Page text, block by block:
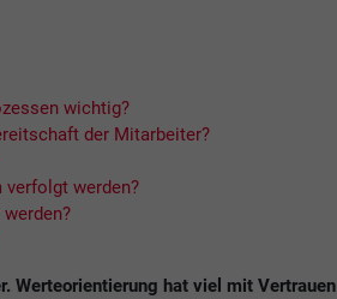
wichtig?
der Mitarbeiter?
werden?
Werteorientierung hat viel mit Vertrauen